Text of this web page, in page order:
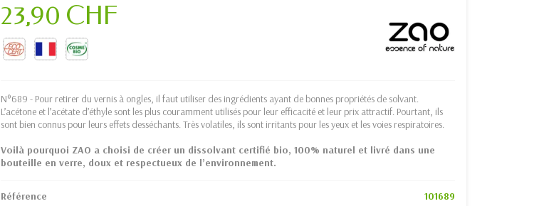
23,90 CHF
N°689 - Pour retirer du vernis à ongles, il faut utiliser des ingrédients ayant de bonnes propriétés de solvant.
L’acétone et l’acétate d’éthyle sont les plus couramment utilisés pour leur efficacité et leur prix attractif. Pourtant, ils
sont bien connus pour leurs effets desséchants. Très volatiles, ils sont irritants pour les yeux et les voies respiratoires.
Voilà pourquoi ZAO a choisi de créer un dissolvant certifié bio, 100% naturel et livré dans une
bouteille en verre, doux et respectueux de l’environnement.
Référence 101689